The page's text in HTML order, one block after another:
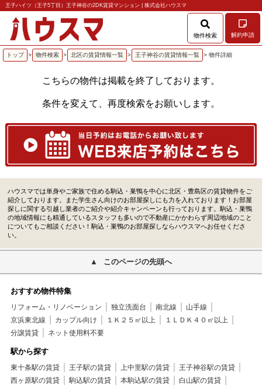
王子ハイツ（王子5丁目）王子神谷の2DK賃貸マンション | 株式会社ハウスマ
物件検索 解約申請
トップ > 物件検索 > 北区の賃貸情報一覧 > 王子神谷の賃貸情報一覧 > 物件詳細
こちらの物件は掲載を終了しております。
条件を変えて、再度検索をお願いします。
ハウスマでは単身やご家族で住める駒込・巣鴨を中心に北区・豊島区の賃貸物件をご
紹介しております。また学生さん向けのお部屋探しにも力を入れております！お部屋
探しに関する引越し業者のご紹介や紹介キャンペーンも行っております。駒込・巣鴨
の地域情報にも精通しているスタッフも多いので不動産にかかわらず周辺地域のこと
についてもご相談ください！駒込・巣鴨のお部屋探しならハウスマへお任せくださ
い。
このページの先頭へ
おすすめ物件特集
リフォーム・リノベーション 独立洗面台 南北線
山手線
京浜東北線
カップル向け １Ｋ２５㎡以上
１ＬＤＫ４０㎡以上
分譲賃貸
ネット使用料不要
駅から探す
東十条駅の賃貸 王子駅の賃貸 上中里駅の賃貸
王子神谷駅の賃貸
西ヶ原駅の賃貸
駒込駅の賃貸 本駒込駅の賃貸
白山駅の賃貸